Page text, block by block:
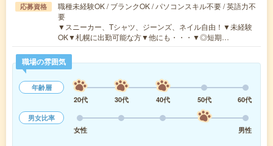
応募資格
職種未経験OK / ブランクOK / パソコンスキル不要 / 英語力不
要
▼スニーカー、Tシャツ、ジーンズ、ネイル自由！▼未経験
OK▼札幌に出勤可能な方▼他にも・・・▼◎短期…
職場の雰囲気
年齢層
20代
30代 40代 50代
60代
男女比率
女性
男性